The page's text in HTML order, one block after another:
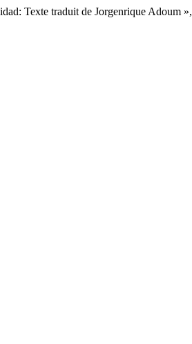
Texte traduit de Jorgenrique Adoum »,